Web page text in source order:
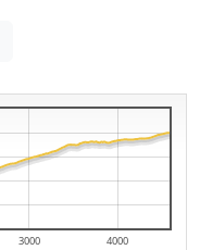
3000 4000